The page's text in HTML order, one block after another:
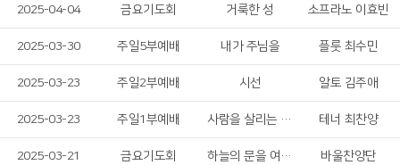
2025-04-04 금요기도회 거룩한 성 소프라노 이효빈
2025-03-30 주일5부예배 내가 주님을 플룻 최수민
2025-03-23 주일2부예배 시선 알토 김주애
2025-03-23 주일1부예배 사람을 살리는 어부 테너 최찬양
2025-03-21 금요기도회 하늘의 문을 여소서 바울찬양단